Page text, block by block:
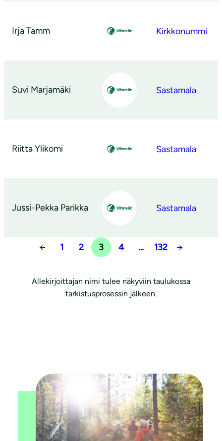
Irja Tamm Kirkkonummi
Suvi Marjamäki Sastamala
Riitta Ylikomi Sastamala
Jussi-Pekka Parikka Sastamala
← 1 2 3 4 … 132 →
Allekirjoittajan nimi tulee näkyviin taulukossa
tarkistusprosessin jälkeen.